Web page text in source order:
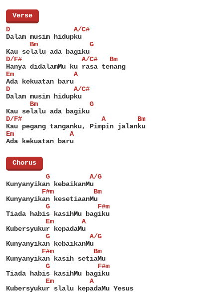
Verse
D                A/C#
Dalam musim hidupku
      Bm             G
Kau selalu ada bagiku
D/F#               A/C#   Bm
Hanya didalamMu ku rasa tenang
Em               A
Ada kekuatan baru
D                A/C#
Dalam musim hidupku
      Bm             G
Kau selalu ada bagiku
D/F#                    A        Bm
Kau pegang tanganku, Pimpin jalanku
Em              A
Ada kekuatan baru
Chorus
          G          A/G
Kunyanyikan kebaikanMu
         F#m          Bm
Kunyanyikan kesetiaanMu
          G            F#m
Tiada habis kasihMu bagiku
          Em       A
Kubersyukur kepadaMu
          G          A/G
Kunyanyikan kebaikanMu
         F#m          Bm
Kunyanyikan kasih setiaMu
          G            F#m
Tiada habis kasihMu bagiku
          Em         A
Kubersyukur slalu kepadaMu Yesus